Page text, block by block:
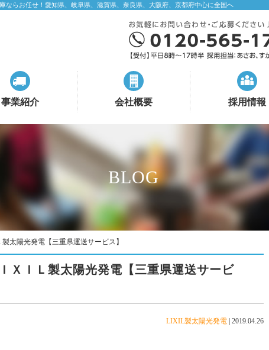
ならお任せ！愛知県、岐阜県、滋賀県、奈良県、大阪府、京都府中心に全国へ
事業紹介 会社概要 採用情報
BLOG
太陽光発電【三重県運送サービス】
ＸＩＬ製太陽光発電【三重県運送サービ
LIXIL製太陽光発電 2019.04.26